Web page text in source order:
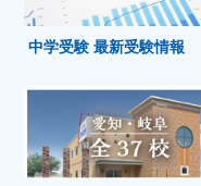
中学受験 最新受験情報